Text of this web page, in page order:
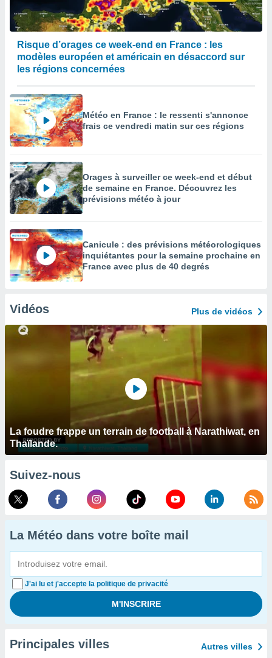
Risque d’orages ce week-end en France : les
modèles européen et américain en désaccord sur
les régions concernées
Météo en France : le ressenti s'annonce
frais ce vendredi matin sur ces régions
Orages à surveiller ce week-end et début
de semaine en France. Découvrez les
prévisions météo à jour
Canicule : des prévisions météorologiques
inquiétantes pour la semaine prochaine en
France avec plus de 40 degrés
Vidéos Plus de vidéos
La foudre frappe un terrain de football à Narathiwat, en
Thaïlande.
Suivez-nous
La Météo dans votre boîte mail
J'ai lu et j'accepte la politique de privacité
Principales villes Autres villes